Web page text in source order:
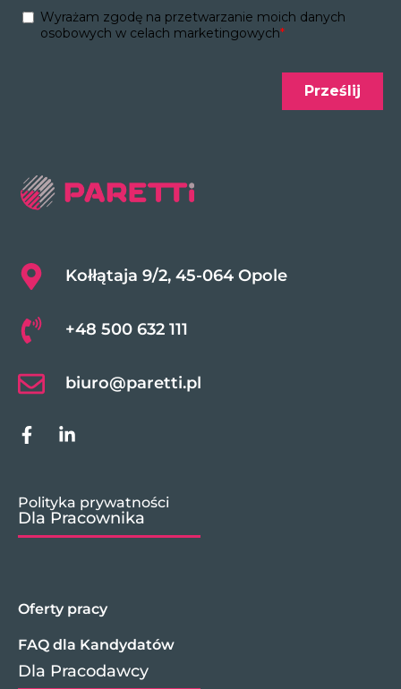
Kołłątaja 9/2, 45-064 Opole
+48 500 632 111
biuro@paretti.pl
Polityka prywatności
Dla Pracownika
Oferty pracy
FAQ dla Kandydatów
Dla Pracodawcy